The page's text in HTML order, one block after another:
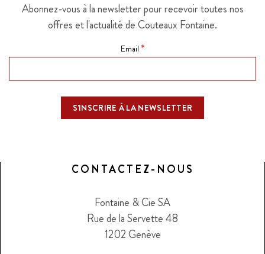
Abonnez-vous à la newsletter pour recevoir toutes nos
offres et l'actualité de Couteaux Fontaine.
Email *
CONTACTEZ-NOUS
Fontaine & Cie SA
Rue de la Servette 48
1202 Genève